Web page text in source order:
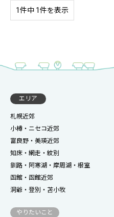
1件中 1件を表示
エリア
札幌近郊
小樽・ニセコ近郊
富良野・美瑛近郊
知床・網走・紋別
釧路・阿寒湖・摩周湖・根室
函館・函館近郊
洞爺・登別・苫小牧
やりたいこと